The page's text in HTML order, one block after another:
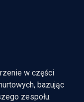
w części
bazując
zespołu.